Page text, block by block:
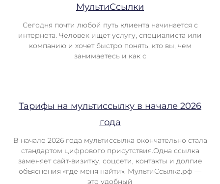
МультиСсылки
Сегодня почти любой путь клиента начинается с
интернета. Человек ищет услугу, специалиста или
компанию и хочет быстро понять, кто вы, чем
занимаетесь и как с
Тарифы на мультиссылку в начале 2026
года
В начале 2026 года мультиссылка окончательно стала
стандартом цифрового присутствия.Одна ссылка
заменяет сайт-визитку, соцсети, контакты и долгие
объяснения «где меня найти». МультиСсылка.рф —
это удобный